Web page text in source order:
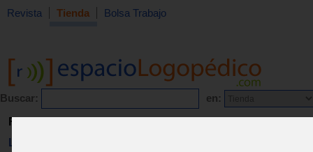
Revista Tienda Bolsa Trabajo
Buscar: en:
Revista
Libros